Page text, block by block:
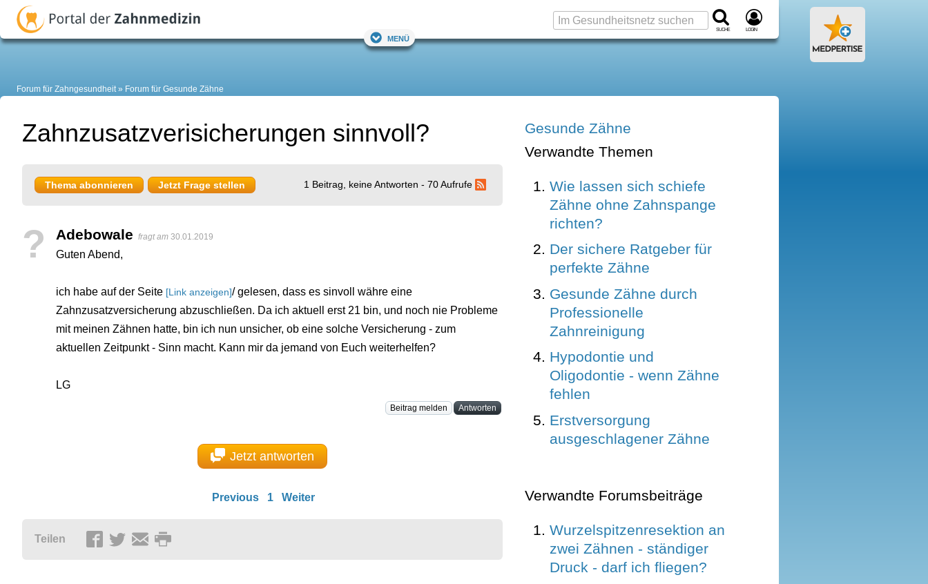
Suche Login
Menü
Forum für Zahngesundheit Forum für Gesunde Zähne
Zahnzusatzverisicherungen sinnvoll?
Thema abonnieren Jetzt Frage stellen 1 Beitrag, keine Antworten - 70 Aufrufe
? Adebowale fragt am 30.01.2019
Guten Abend,
ich habe auf der Seite [Link anzeigen]/ gelesen, dass es sinvoll währe eine
Zahnzusatzversicherung abzuschließen. Da ich aktuell erst 21 bin, und noch nie Probleme
mit meinen Zähnen hatte, bin ich nun unsicher, ob eine solche Versicherung - zum
aktuellen Zeitpunkt - Sinn macht. Kann mir da jemand von Euch weiterhelfen?
LG
Beitrag melden Antworten
Jetzt antworten
Previous 1 Weiter
Teilen
Gesunde Zähne
Verwandte Themen
Wie lassen sich schiefe
Zähne ohne Zahnspange
richten?
Der sichere Ratgeber für
perfekte Zähne
Gesunde Zähne durch
Professionelle
Zahnreinigung
Hypodontie und
Oligodontie - wenn Zähne
fehlen
Erstversorgung
ausgeschlagener Zähne
Verwandte Forumsbeiträge
Wurzelspitzenresektion an
zwei Zähnen - ständiger
Druck - darf ich fliegen?